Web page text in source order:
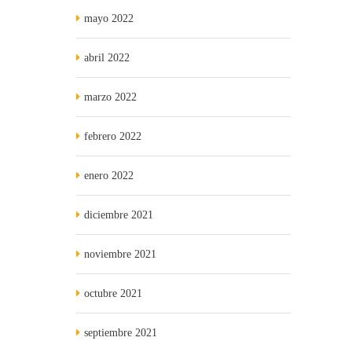
mayo 2022
abril 2022
marzo 2022
febrero 2022
enero 2022
diciembre 2021
noviembre 2021
octubre 2021
septiembre 2021